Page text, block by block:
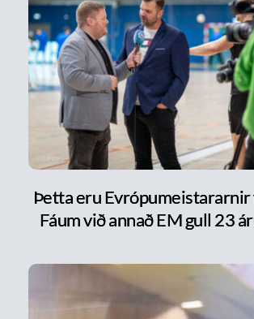
Þetta eru
Fáum við annað EM gull 23